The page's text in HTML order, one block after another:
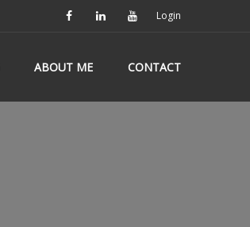
Login
ABOUT ME CONTACT